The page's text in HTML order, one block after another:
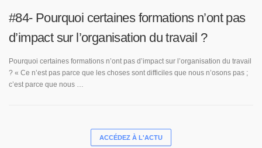
#84- Pourquoi certaines formations n’ont pas
d’impact sur l’organisation du travail ?
Pourquoi certaines formations n’ont pas d’impact sur l’organisation du travail
? « Ce n’est pas parce que les choses sont difficiles que nous n’osons pas ;
c’est parce que nous …
ACCÉDEZ À L'ACTU